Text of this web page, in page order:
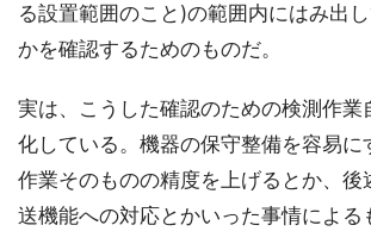
る設置範囲のこと)の範囲内にはみ出
かを確認するためのものだ。
実は、こうした確認のための検測作業
化している。機器の保守整備を容易に
作業そのものの精度を上げるとか、後
送機能への対応とかいった事情による